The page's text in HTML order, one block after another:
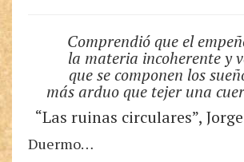
Comprendió que el
la materia incoherente y
que se componen los
más arduo que tejer una
“Las ruinas circulares”,
Duermo…